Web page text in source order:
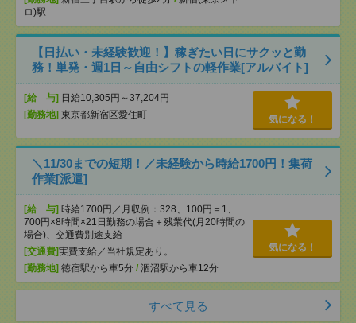
ロ)駅
【日払い・未経験歓迎！】稼ぎたい日にサクッと勤
務！単発・週1日～自由シフトの軽作業[アルバイト]
[給 与] 日給10,305円～37,204円
[勤務地] 東京都新宿区愛住町 気になる！
＼11/30までの短期！／未経験から時給1700円！集荷
作業[派遣]
[給 与] 時給1700円／月収例：328、100円＝1、
700円×8時間×21日勤務の場合＋残業代(月20時間の
場合)、交通費別途支給
[交通費]実費支給／当社規定あり。
[勤務地] 徳宿駅から車5分 / 涸沼駅から車12分
気になる！
すべて見る